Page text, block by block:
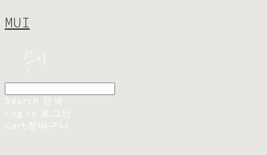
MUI
Search 검색
Log In 로그인
Cart 장바구니